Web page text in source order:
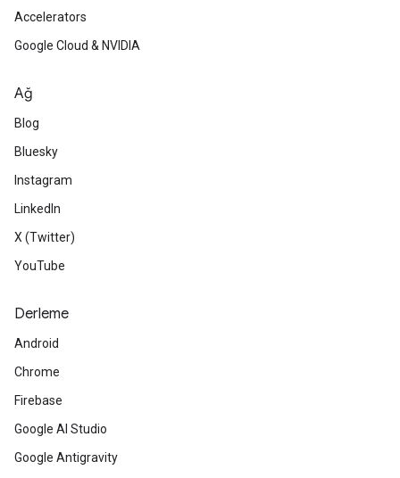
Accelerators
Google Cloud & NVIDIA
Ağ
Blog
Bluesky
Instagram
LinkedIn
X (Twitter)
YouTube
Derleme
Android
Chrome
Firebase
Google AI Studio
Google Antigravity